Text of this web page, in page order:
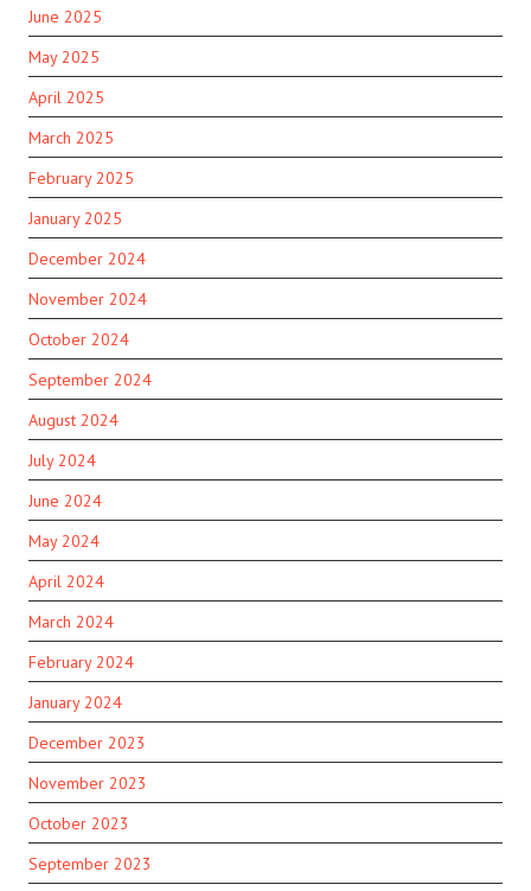
June 2025
May 2025
April 2025
March 2025
February 2025
January 2025
December 2024
November 2024
October 2024
September 2024
August 2024
July 2024
June 2024
May 2024
April 2024
March 2024
February 2024
January 2024
December 2023
November 2023
October 2023
September 2023